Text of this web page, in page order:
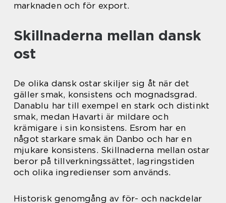
marknaden och för export.
Skillnaderna mellan dansk
ost
De olika dansk ostar skiljer sig åt när det
gäller smak, konsistens och mognadsgrad.
Danablu har till exempel en stark och distinkt
smak, medan Havarti är mildare och
krämigare i sin konsistens. Esrom har en
något starkare smak än Danbo och har en
mjukare konsistens. Skillnaderna mellan ostar
beror på tillverkningssättet, lagringstiden
och olika ingredienser som används.
Historisk genomgång av för- och nackdelar